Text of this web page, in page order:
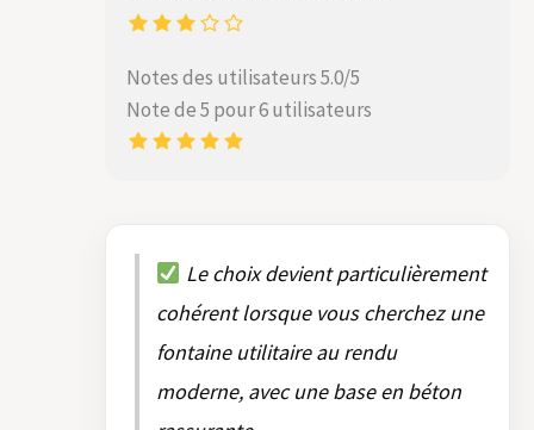
Notes des utilisateurs 5.0/5
Note de 5 pour 6 utilisateurs
Le choix devient particulièrement
cohérent lorsque vous cherchez une
fontaine utilitaire au rendu
moderne, avec une base en béton